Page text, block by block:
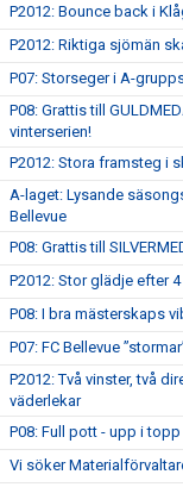
P2012: Bounce back i
P2012: Riktiga sjömän
P07: Storseger i A-
P08: Grattis till
vinterserien!
P2012: Stora framsteg i
A-laget: Lysande
Bellevue
P08: Grattis till
P2012: Stor glädje efter
P08: I bra mästerskaps
P07: FC Bellevue
P2012: Två vinster, två
väderlekar
P08: Full pott - upp i
Vi söker